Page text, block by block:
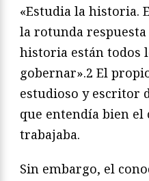
«Estudia la historia.
la rotunda
historia están todos
gobernar».2 El
estudioso y escritor
que entendía bien
trabajaba.
Sin embargo, el